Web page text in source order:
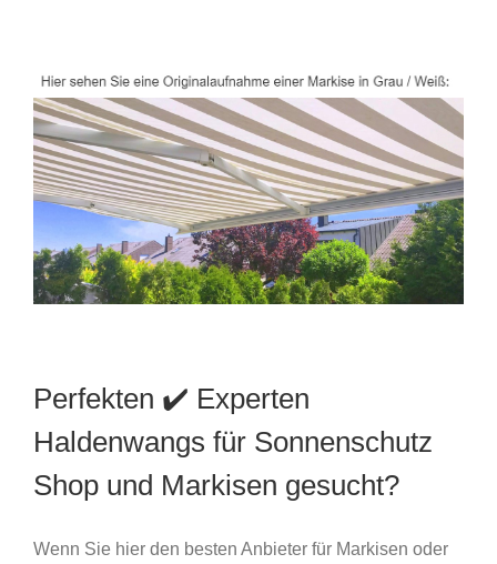
Perfekten ✔️ Experten
Haldenwangs für Sonnenschutz
Shop und Markisen gesucht?
Wenn Sie hier den besten Anbieter für Markisen oder